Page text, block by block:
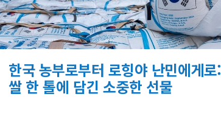
한국 농부로부터 로힝야 난민에게로:
쌀 한 톨에 담긴 소중한 선물